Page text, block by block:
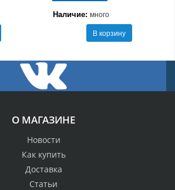
Наличие: много
В корзину
О МАГАЗИНЕ
Новости
Как купить
Доставка
Статьи